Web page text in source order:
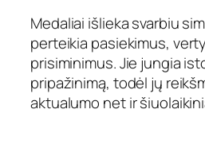
Medaliai išlieka svarbiu
perteikia pasiekimus,
prisiminimus. Jie jungia
pripažinimą, todėl jų
aktualumo net ir